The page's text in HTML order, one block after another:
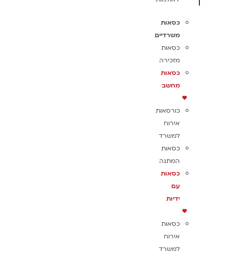
כסאות
משרדיים
כסאות
מזכירה
כסאות
מחשב
כורסאות
אירוח
למשרד
כסאות
המתנה
כסאות
עם
ידיות
כסאות
אירוח
למשרד